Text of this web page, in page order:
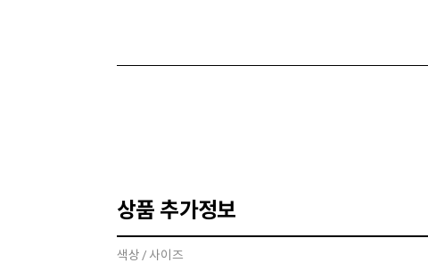
상품 추가정보
색상 / 사이즈